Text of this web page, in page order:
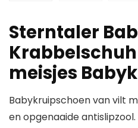
Sterntaler
meisjes
Babykruipschoen van vilt
en opgenaaide antislipzool.